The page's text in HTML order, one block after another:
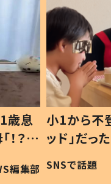
歳息
？」
編集部
小1から不
ッド」だ
作り続け
#令和の子
SNSで話題